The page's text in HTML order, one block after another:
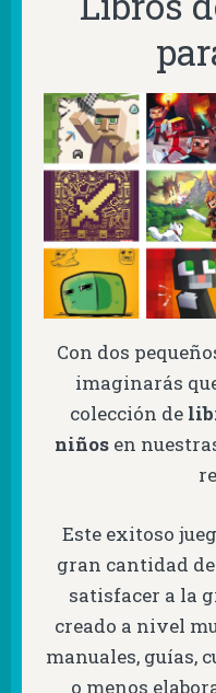
Con dos
imaginarás
colección de
niños en
Este exitoso
gran cantidad
satisfacer a la
creado a nivel
manuales, guías,
o menos